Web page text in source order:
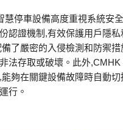
慧停車設備高度重視系統安
認證機制,有效保護用戶隱
備了嚴密的入侵檢測和防禦
法存取或破壞。此外
夠在關鍵設備故障時自動
行。